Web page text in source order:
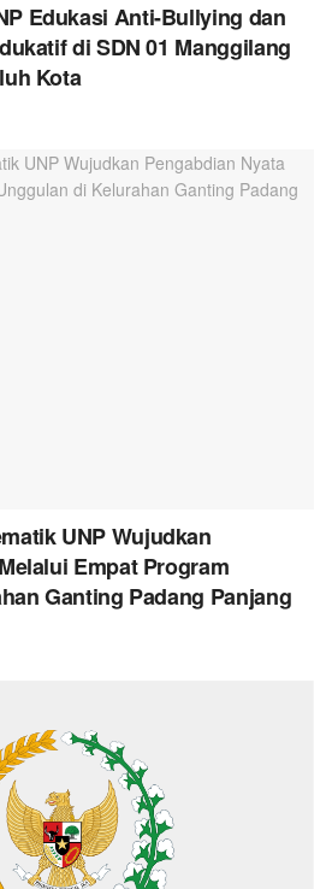
Edukasi Anti-Bullying dan
di SDN 01 Manggilang
Kota
UNP Wujudkan
Empat Program
Ganting Padang Panjang